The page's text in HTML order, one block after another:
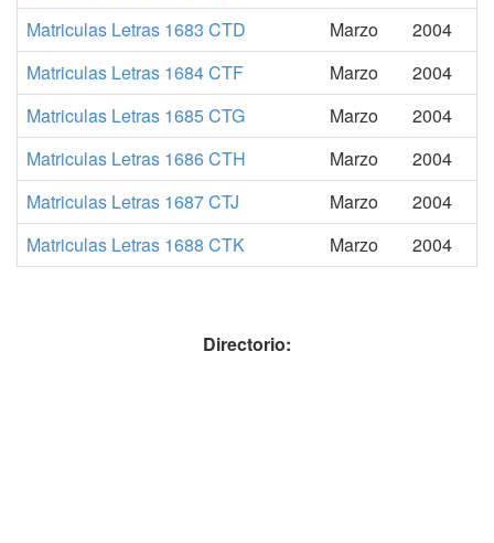
Matriculas Letras 1683 CTD
Marzo
2004
Matriculas Letras 1684 CTF
Marzo
2004
Matriculas Letras 1685 CTG
Marzo
2004
Matriculas Letras 1686 CTH
Marzo
2004
Matriculas Letras 1687 CTJ
Marzo
2004
Matriculas Letras 1688 CTK
Marzo 2004
Directorio: